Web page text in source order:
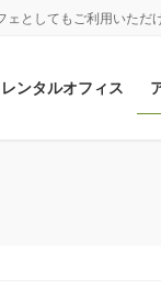
としてもご利用いただ
レンタルオフィス